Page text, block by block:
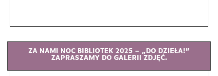
ZA NAMI NOC BIBLIOTEK 2025 – „DO DZIEŁA!”
ZAPRASZAMY DO GALERII ZDJĘĆ.